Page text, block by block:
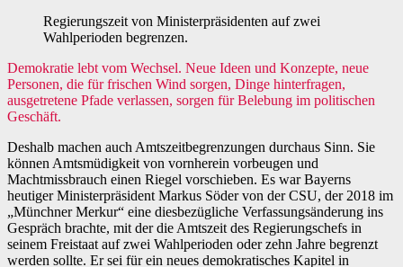
Regierungszeit von Ministerpräsidenten auf zwei
Wahlperioden begrenzen.
Demokratie lebt vom Wechsel. Neue Ideen und Konzepte, neue
Personen, die für frischen Wind sorgen, Dinge hinterfragen,
ausgetretene Pfade verlassen, sorgen für Belebung im politischen
Geschäft.
Deshalb machen auch Amtszeitbegrenzungen durchaus Sinn. Sie
können Amtsmüdigkeit von vornherein vorbeugen und
Machtmissbrauch einen Riegel vorschieben. Es war Bayerns
heutiger Ministerpräsident Markus Söder von der CSU, der 2018 im
„Münchner Merkur“ eine diesbezügliche Verfassungsänderung ins
Gespräch brachte, mit der die Amtszeit des Regierungschefs in
seinem Freistaat auf zwei Wahlperioden oder zehn Jahre begrenzt
werden sollte. Er sei für ein neues demokratisches Kapitel in